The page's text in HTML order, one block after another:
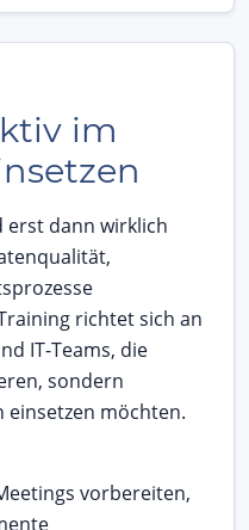
im
erst dann wirklich
richtet sich an
IT-Teams, die
sondern
möchten.
vorbereiten,